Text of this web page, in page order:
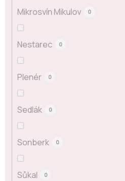
Mikrosvín Mikulov 0
Nestarec 0
Plenér 0
Sedlák 0
Sonberk 0
Sůkal 0